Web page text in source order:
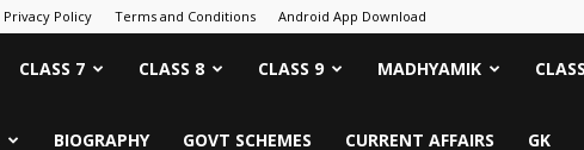
Privacy Policy Terms and Conditions Android App Download
CLASS 7 CLASS 8 CLASS 9 MADHYAMIK
BIOGRAPHY GOVT SCHEMES CURRENT AFFAIRS GK